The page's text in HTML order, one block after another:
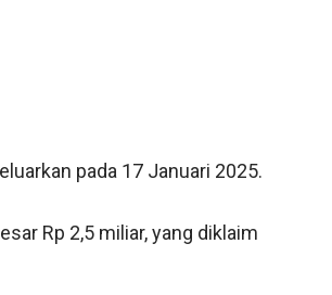
pada 17 Januari 2025.
Rp 2,5 miliar, yang diklaim